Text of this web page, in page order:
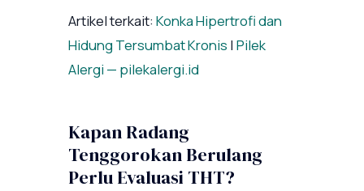
Artikel terkait:Konka Hipertrofi dan
Hidung Tersumbat Kronis |Pilek
Alergi — pilekalergi.id
Kapan Radang
Tenggorokan Berulang
Perlu Evaluasi THT?